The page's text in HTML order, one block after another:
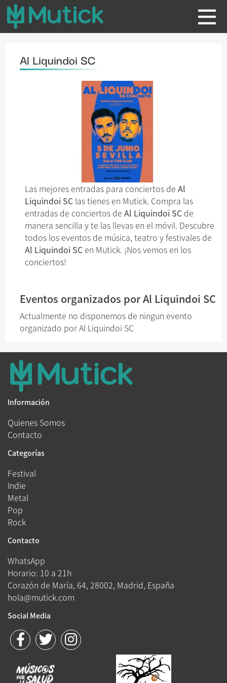
Al Liquindoi SC
Las mejores entradas para conciertos de Al
Liquindoi SC las tienes en Mutick. Compra las
entradas de conciertos de Al Liquindoi SC de
manera sencilla y te las llevas en el móvil. Descubre
todos los eventos de música, teatro y festivales de
Al Liquindoi SC en Mutick. ¡Nos vemos en los
conciertos!
Eventos organizados por Al Liquindoi SC
Actualmente no disponemos de ningun evento
organizado por Al Liquindoi SC
Información
Quienes Somos
Contacto
Categorías
Festival
Indie
Metal
Pop
Rock
Contacto
WhatsApp
Horario: 10 a 21h
Corazón de María, 64, 28002, Madrid, España
hola@mutick.com
Social Media